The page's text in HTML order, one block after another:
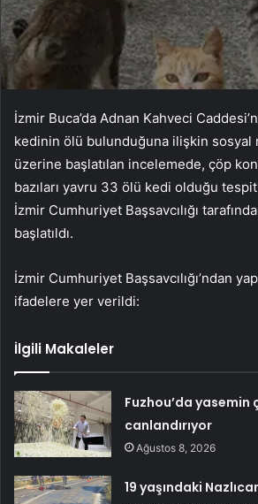
İzmir Buca’da Adnan Kahveci
kedinin ölü bulunduğuna ilişkin sosyal
üzerine başlatılan incelemede, çöp
bazıları yavru 33 ölü kedi olduğu
İzmir Cumhuriyet Başsavcılığı
başlatıldı.
İzmir Cumhuriyet Başsavcılığı’ndan
ifadelere yer verildi:
İlgili Makaleler
Fuzhou’da yasemin
canlandırıyor
Ağustos 8, 2026
19 yaşındaki